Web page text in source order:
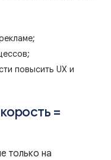
повысить UX и
=
только на